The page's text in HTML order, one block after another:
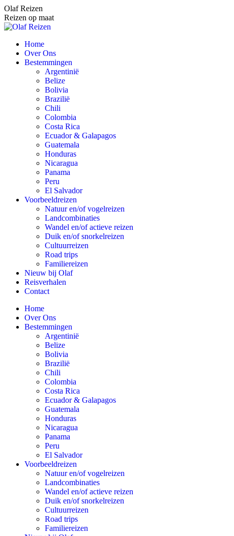
Spring
naar
content
Olaf Reizen
Reizen op maat
Home
Over Ons
Bestemmingen
Argentinië
Belize
Bolivia
Brazilië
Chili
Colombia
Costa Rica
Ecuador & Galapagos
Guatemala
Honduras
Nicaragua
Panama
Peru
El Salvador
Voorbeeldreizen
Natuur en/of vogelreizen
Landcombinaties
Wandel en/of actieve reizen
Duik en/of snorkelreizen
Cultuurreizen
Road trips
Familiereizen
Nieuw bij Olaf
Reisverhalen
Contact
Home
Over Ons
Bestemmingen
Argentinië
Belize
Bolivia
Brazilië
Chili
Colombia
Costa Rica
Ecuador & Galapagos
Guatemala
Honduras
Nicaragua
Panama
Peru
El Salvador
Voorbeeldreizen
Natuur en/of vogelreizen
Landcombinaties
Wandel en/of actieve reizen
Duik en/of snorkelreizen
Cultuurreizen
Road trips
Familiereizen